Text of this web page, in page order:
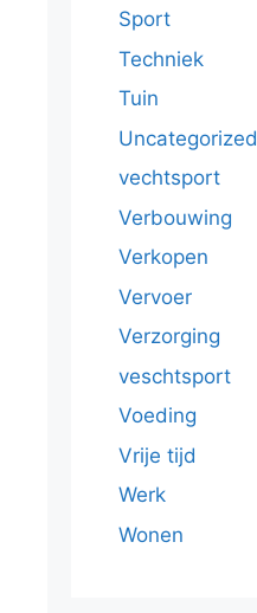
Sport
Techniek
Tuin
Uncategorized
vechtsport
Verbouwing
Verkopen
Vervoer
Verzorging
veschtsport
Voeding
Vrije tijd
Werk
Wonen